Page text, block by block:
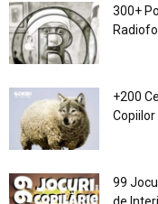
300+
+200
Copiilor
99